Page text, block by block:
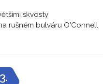
skvosty
rušném bulváru O'Connell
3.